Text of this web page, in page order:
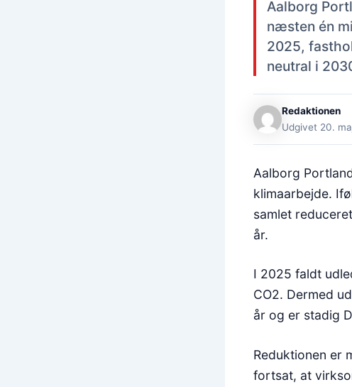
Aalborg
næsten én
2025,
neutral i
Redaktionen
Udgivet 20.
Aalborg
klimaarbejde.
samlet
år.
I 2025 faldt
CO2. Dermed
år og er stadig
Reduktionen er
fortsat, at